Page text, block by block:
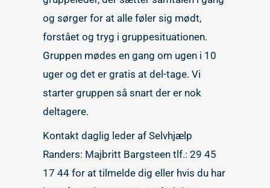
og sørger for at alle føler sig mødt,
forstået og tryg i gruppesituationen.
Gruppen mødes en gang om ugen i 10
uger og det er gratis at del-tage. Vi
starter gruppen så snart der er nok
deltagere.
Kontakt daglig leder af Selvhjælp
Randers: Majbritt Bargsteen tlf.: 29 45
17 44 for at tilmelde dig eller hvis du har